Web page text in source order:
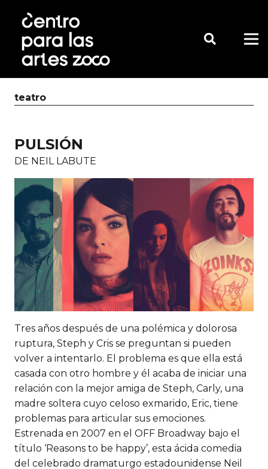
teatro
PULSIÓN
DE NEIL LABUTE
Tres años después de una polémica y dolorosa
ruptura, Steph y Cris se preguntan si pueden
volver a intentarlo. El problema es que ella está
casada con otro hombre y él acaba de iniciar una
relación con la mejor amiga de Steph, Carly, una
madre soltera cuyo celoso exmarido, Eric, tiene
problemas para articular sus emociones.
Estrenada en 2007 en el OFF Broadway bajo el
título ‘Reasons to be happy’, esta ácida comedia
del celebrado dramaturgo estadounidense Neil